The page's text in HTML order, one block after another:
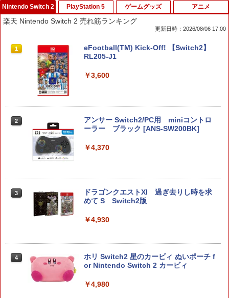
Nintendo Switch 2
楽天 Nintendo Switch 2 売れ筋ランキング
更新日時：2026/08/06 17:00
1
eFootball(TM) Kick-Off! 【Switch2】
RL205-J1
￥3,600
2
アンサー Switch2/PC用 miniコントロ
ーラー ブラック [ANS-SW200BK]
￥4,370
3
ドラゴンクエストXI 過ぎ去りし時を求
めて S Switch2版
￥4,930
4
ホリ Switch2 星のカービィ ぬいポーチ f
or Nintendo Switch 2 カービィ
￥4,980
PlayStation 5 ゲームグッズ アニメ